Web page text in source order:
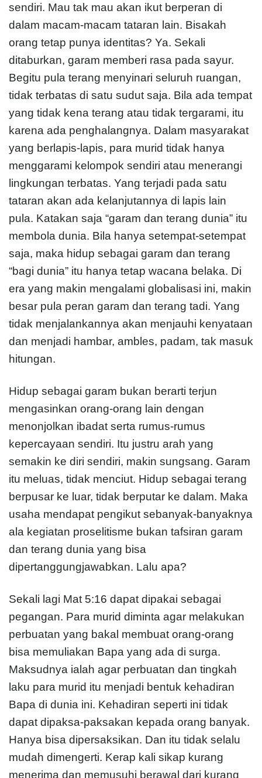
sendiri. Mau tak mau akan ikut berperan di
dalam macam-macam tataran lain. Bisakah
orang tetap punya identitas? Ya. Sekali
ditaburkan, garam memberi rasa pada sayur.
Begitu pula terang menyinari seluruh ruangan,
tidak terbatas di satu sudut saja. Bila ada tempat
yang tidak kena terang atau tidak tergarami, itu
karena ada penghalangnya. Dalam masyarakat
yang berlapis-lapis, para murid tidak hanya
menggarami kelompok sendiri atau menerangi
lingkungan terbatas. Yang terjadi pada satu
tataran akan ada kelanjutannya di lapis lain
pula. Katakan saja “garam dan terang dunia” itu
membola dunia. Bila hanya setempat-setempat
saja, maka hidup sebagai garam dan terang
“bagi dunia” itu hanya tetap wacana belaka. Di
era yang makin mengalami globalisasi ini, makin
besar pula peran garam dan terang tadi. Yang
tidak menjalankannya akan menjauhi kenyataan
dan menjadi hambar, ambles, padam, tak masuk
hitungan.
Hidup sebagai garam bukan berarti terjun
mengasinkan orang-orang lain dengan
menonjolkan ibadat serta rumus-rumus
kepercayaan sendiri. Itu justru arah yang
semakin ke diri sendiri, makin sungsang. Garam
itu meluas, tidak menciut. Hidup sebagai terang
berpusar ke luar, tidak berputar ke dalam. Maka
usaha mendapat pengikut sebanyak-banyaknya
ala kegiatan proselitisme bukan tafsiran garam
dan terang dunia yang bisa
dipertanggungjawabkan. Lalu apa?
Sekali lagi Mat 5:16 dapat dipakai sebagai
pegangan. Para murid diminta agar melakukan
perbuatan yang bakal membuat orang-orang
bisa memuliakan Bapa yang ada di surga.
Maksudnya ialah agar perbuatan dan tingkah
laku para murid itu menjadi bentuk kehadiran
Bapa di dunia ini. Kehadiran seperti ini tidak
dapat dipaksa-paksakan kepada orang banyak.
Hanya bisa dipersaksikan. Dan itu tidak selalu
mudah dimengerti. Kerap kali sikap kurang
menerima dan memusuhi berawal dari kurang